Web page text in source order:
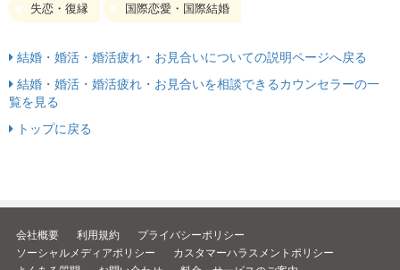
失恋・復縁 国際恋愛・国際結婚
結婚・婚活・婚活疲れ・お見合いについての説明ページへ戻る
結婚・婚活・婚活疲れ・お見合いを相談できるカウンセラーの一
覧を見る
トップに戻る
会社概要 利用規約
プライバシーポリシー
ソーシャルメディアポリシー
カスタマーハラスメントポリシー